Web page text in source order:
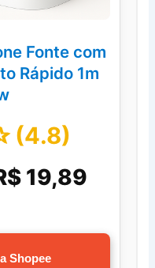
Fonte com
Rápido 1m
(4.8)
19,89
Shopee